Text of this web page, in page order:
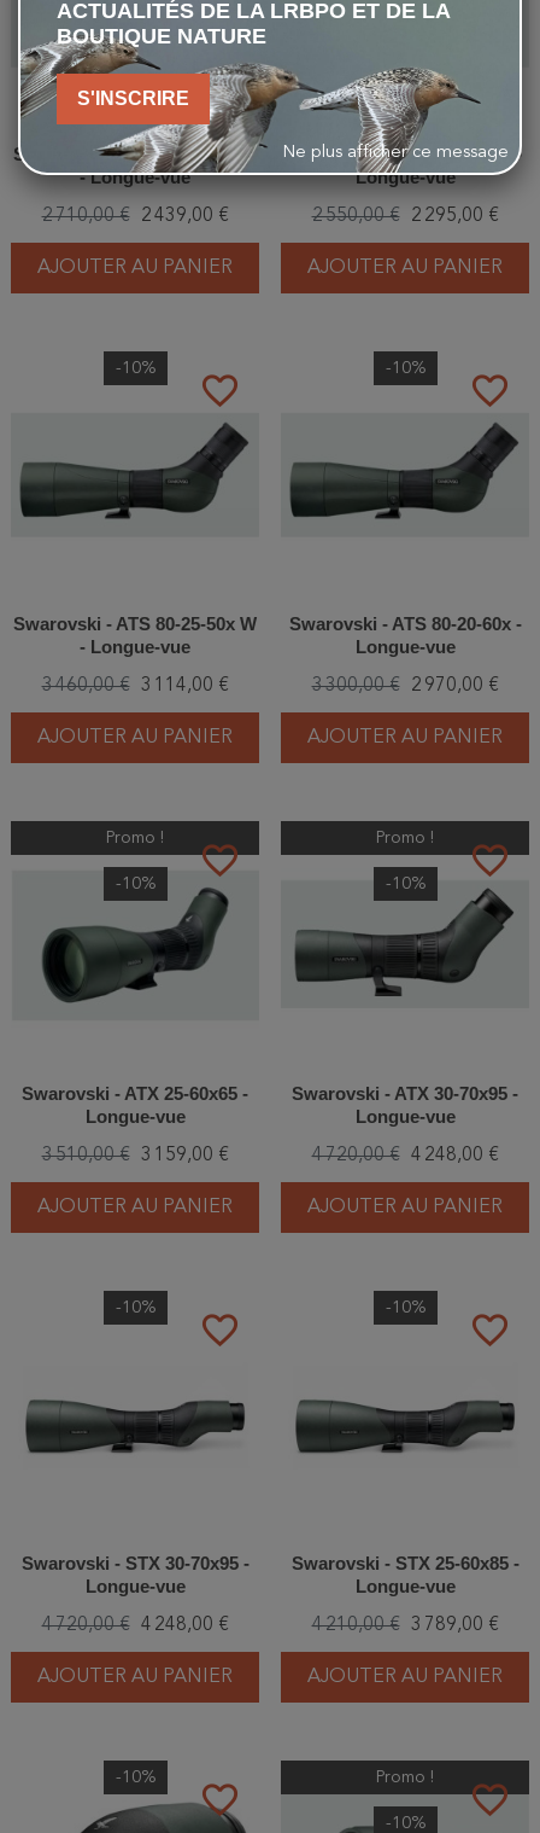
Swarovski - ATS 65-25-50x W
- Longue-vue
2 710,00 € 2 439,00 €
AJOUTER AU PANIER
Swarovski - ATS 65-20-60x -
Longue-vue
2 550,00 € 2 295,00 €
AJOUTER AU PANIER
favorite_border
-10%
Swarovski - ATS 80-25-50x W
- Longue-vue
3 460,00 € 3 114,00 €
AJOUTER AU PANIER
favorite_border
-10%
Swarovski - ATS 80-20-60x -
Longue-vue
3 300,00 € 2 970,00 €
AJOUTER AU PANIER
favorite_border
Promo !
-10%
Swarovski - ATX 25-60x65 -
Longue-vue
3 510,00 € 3 159,00 €
AJOUTER AU PANIER
favorite_border
Promo !
-10%
Swarovski - ATX 30-70x95 -
Longue-vue
4 720,00 € 4 248,00 €
AJOUTER AU PANIER
favorite_border
-10%
Swarovski - STX 30-70x95 -
Longue-vue
4 720,00 € 4 248,00 €
AJOUTER AU PANIER
favorite_border
-10%
Swarovski - STX 25-60x85 -
Longue-vue
4 210,00 € 3 789,00 €
AJOUTER AU PANIER
favorite_border
-10%
favorite_border
Promo !
-10%
ACTUALITÉS DE LA LRBPO ET DE LA
BOUTIQUE NATURE
S'INSCRIRE
Ne plus afficher ce message